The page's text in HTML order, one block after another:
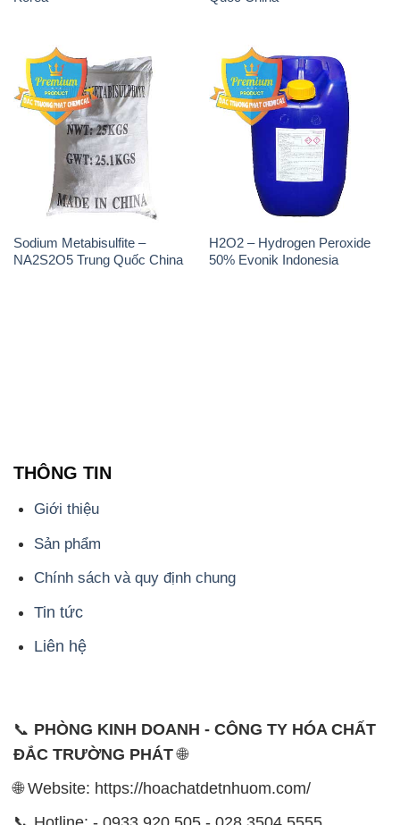
Sodium Metabisulfite –
NA2S2O5 Trung Quốc China
H2O2 – Hydrogen Peroxide
50% Evonik Indonesia
THÔNG TIN
Giới thiệu
Sản phẩm
Chính sách và quy định chung
Tin tức
Liên hệ
📞 PHÒNG KINH DOANH - CÔNG TY HÓA CHẤT
ĐẮC TRƯỜNG PHÁT🌐
🌐 Website: https://hoachatdetnhuom.com/